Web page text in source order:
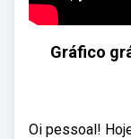
Gráfico
Oi pessoal!